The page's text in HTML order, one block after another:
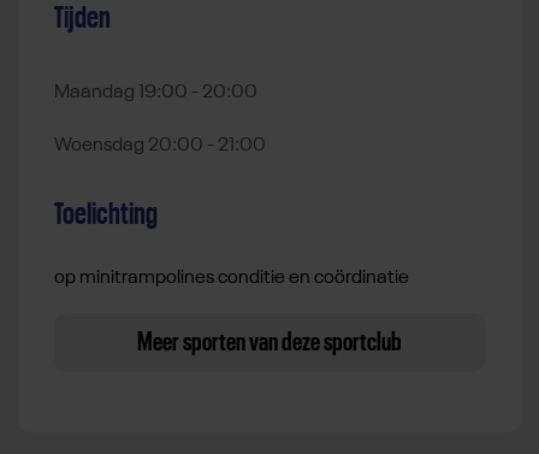
Tijden
Maandag 19:00 - 20:00
Woensdag 20:00 - 21:00
Toelichting
op minitrampolines conditie en coördinatie
Meer sporten van deze sportclub